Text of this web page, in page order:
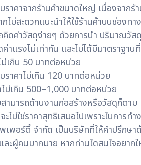
บราคาจากร้านค้าขนาดใหญ่ เนื่องจาก
กไม่สะดวกแนะนำให้ใช้ร้านค้าบนช่อง
คิดค่าวัสดุง่ายๆ ด้วยการนำ ปริมาณวั
ค่าแรงไม่เท่ากัน และไม่ได้มีมาตราฐ
ม่เกิน 50 บาทต่อหน่วย
ราคาไม่เกิน 120 บาทต่อหน่วย
ม่เกิน 500–1,000 บาทต่อหน่วย
สามารถด้านงานก่อสร้างหรือวัสดุก็
ม่ใช่ราคาสุทธิเสมอไปเพราะในกา
เพอร์ตี้ จำกัด เป็นบริษัทที่ให้คำปรึกษ
ละผู้คนมากมาย หากท่านใดสนใจอย